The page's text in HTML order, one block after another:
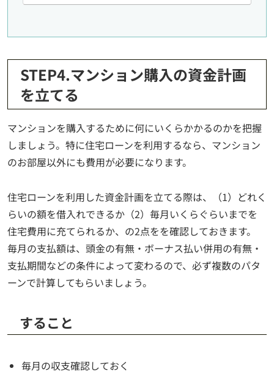
STEP4.マンション購入の資金計画
を立てる
マンションを購入するために何にいくらかかるのかを把握
しましょう。特に住宅ローンを利用するなら、マンション
のお部屋以外にも費用が必要になります。
住宅ローンを利用した資金計画を立てる際は、（1）どれく
らいの額を借入れできるか（2）毎月いくらぐらいまでを
住宅費用に充てられるか、の2点をを確認しておきます。
毎月の支払額は、頭金の有無・ボーナス払い併用の有無・
支払期間などの条件によって変わるので、必ず複数のパタ
ーンで計算してもらいましょう。
すること
毎月の収支確認しておく